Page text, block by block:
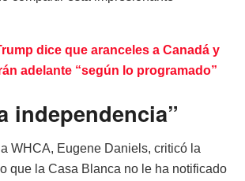
dice que aranceles a Canadá y
adelante “según lo programado”
independencia”
WHCA, Eugene Daniels, criticó la
que la Casa Blanca no le ha notificado